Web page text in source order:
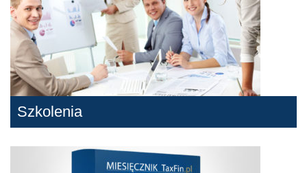
Szkolenia